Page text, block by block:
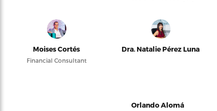
Moises Cortés
Financial Consultant
Dra. Natalie Pérez Luna
Orlando Alomá